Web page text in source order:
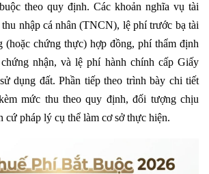
theo quy định. Các khoản nghĩa vụ tài
nhập cá nhân (TNCN), lệ phí trước bạ tài
(hoặc chứng thực) hợp đồng, phí thẩm định
nhận, và lệ phí hành chính cấp Giấy
dụng đất. Phần tiếp theo trình bày chi tiết
mức thu theo quy định, đối tượng chịu
cứ pháp lý cụ thể làm cơ sở thực hiện.